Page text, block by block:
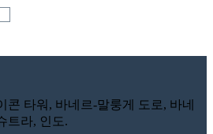
콘 타워, 바네르-말룽게 도로, 바네
트라, 인도.